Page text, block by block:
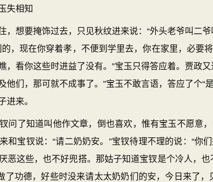
相知
想要掩饰过去，只见秋纹进来说：“外头老爷叫二爷
，现在你穿着孝，不便到学里去，你在家里，必要
，看你这些时进益了没有。”宝玉只得答应着。贾政
他们，那可就不成事了。”宝玉不敢言语，答应了个“
进来。
了知道叫他作文章，倒也喜欢，惟有宝玉不愿意
和宝钗说：“请二奶奶安。”宝钗待理不理的说：“你
恶这些，也不好兜搭。那姑子知道宝钗是个冷人，
了功德，好些时没来请太太奶奶们的安，今日来了